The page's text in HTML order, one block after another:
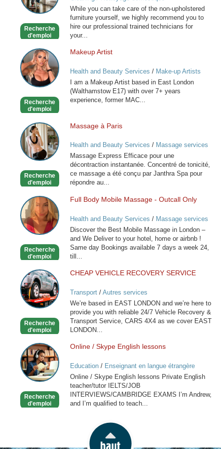
Recherche
d'emploi
While you can take care of the non-upholstered
furniture yourself, we highly recommend you to
hire our professional trained technicians for
your...
Makeup
Artist
Recherche
d'emploi
Makeup Artist
Health and Beauty Services / Make-up Artists
I am a Makeup Artist based in East London
(Walthamstow E17) with over 7+ years
experience, former MAC...
Massage
à
Paris
Recherche
d'emploi
Massage à Paris
Health and Beauty Services / Massage services
at home
Massage Express Efficace pour une
décontraction instantanée. Concentré de tonicité,
ce massage a été conçu par Janthra Spa pour
répondre au...
Full
Body
Mobile
Massage
Outcall
Only
Recherche
d'emploi
Full Body Mobile Massage - Outcall Only
Health and Beauty Services / Massage services
at home
Discover the Best Mobile Massage in London –
and We Deliver to your hotel, home or airbnb !
Same day Bookings available 7 days a week 24,
till...
CHEAP
VEHICLE
RECOVERY
SERVICE
Recherche
d'emploi
CHEAP VEHICLE RECOVERY SERVICE
Transport/ Autres services
We’re based in EAST LONDON and we’re here to
provide you with reliable 24/7 Vehicle Recovery &
Transport Service, CARS 4X4 as we cover EAST
LONDON...
Online
/
Skype
English
Recherche
d'emploi
Online / Skype English lessons
Education/ Enseignant en langue étrangère
Online / Skype English lessons Private English
teacher/tutor IELTS/JOB
INTERVIEWS/CAMBRIDGE EXAMS I’m Andrew,
and I’m qualified to teach...